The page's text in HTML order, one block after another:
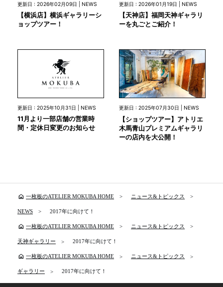
更新日 : 2026年02月09日 | NEWS
【横浜店】横浜ギャラリーシ
ョップツアー！
更新日 : 2026年01月19日 | NEWS
【天神店】福岡天神ギャラリ
ーを丸ごとご紹介！
更新日 : 2025年10月31日 | NEWS
11月より一部店舗の営業時
間・定休日変更のお知らせ
更新日 : 2025年07月30日 | NEWS
【ショップツアー】アトリエ
木馬青山プレミアムギャラリ
ーの店内を大公開！
home 一枚板のATELIER MOKUBA HOME ニュース&トピックス
NEWS 2017年に向けて！
home 一枚板のATELIER MOKUBA HOME ニュース&トピックス
天神ギャラリー 2017年に向けて！
home 一枚板のATELIER MOKUBA HOME ニュース&トピックス
ギャラリー 2017年に向けて！